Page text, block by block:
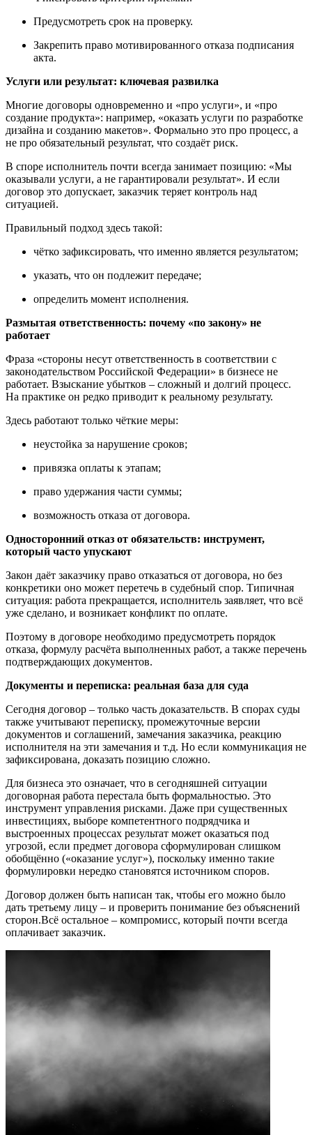
Предусмотреть срок на проверку.
Закрепить право мотивированного отказа подписания
акта.
Услуги или результат: ключевая развилка
Многие договоры одновременно и «про услуги», и «про
создание продукта»: например, «оказать услуги по разработке
дизайна и созданию макетов». Формально это про процесс, а
не про обязательный результат, что создаёт риск.
В споре исполнитель почти всегда занимает позицию: «Мы
оказывали услуги, а не гарантировали результат». И если
договор это допускает, заказчик теряет контроль над
ситуацией.
Правильный подход здесь такой:
чётко зафиксировать, что именно является результатом;
указать, что он подлежит передаче;
определить момент исполнения.
Размытая ответственность: почему «по закону» не
работает
Фраза «стороны несут ответственность в соответствии с
законодательством Российской Федерации» в бизнесе не
работает. Взыскание убытков – сложный и долгий процесс.
На практике он редко приводит к реальному результату.
Здесь работают только чёткие меры:
неустойка за нарушение сроков;
привязка оплаты к этапам;
право удержания части суммы;
возможность отказа от договора.
Односторонний отказ от обязательств: инструмент,
который часто упускают
Закон даёт заказчику право отказаться от договора, но без
конкретики оно может перетечь в судебный спор. Типичная
ситуация: работа прекращается, исполнитель заявляет, что всё
уже сделано, и возникает конфликт по оплате.
Поэтому в договоре необходимо предусмотреть порядок
отказа, формулу расчёта выполненных работ, а также перечень
подтверждающих документов.
Документы и переписка: реальная база для суда
Сегодня договор – только часть доказательств. В спорах суды
также учитывают переписку, промежуточные версии
документов и соглашений, замечания заказчика, реакцию
исполнителя на эти замечания и т.д. Но если коммуникация не
зафиксирована, доказать позицию сложно.
Для бизнеса это означает, что в сегодняшней ситуации
договорная работа перестала быть формальностью. Это
инструмент управления рисками. Даже при существенных
инвестициях, выборе компетентного подрядчика и
выстроенных процессах результат может оказаться под
угрозой, если предмет договора сформулирован слишком
обобщённо («оказание услуг»), поскольку именно такие
формулировки нередко становятся источником споров.
Договор должен быть написан так, чтобы его можно было
дать третьему лицу – и проверить понимание без объяснений
сторон.Всё остальное – компромисс, который почти всегда
оплачивает заказчик.